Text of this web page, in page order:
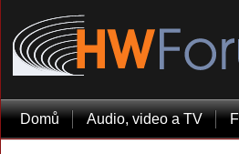
Domů Audio, video a TV